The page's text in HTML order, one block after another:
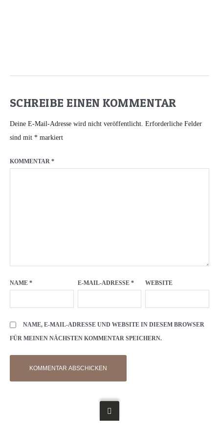
SCHREIBE EINEN KOMMENTAR
Deine E-Mail-Adresse wird nicht veröffentlicht. Erforderliche Felder
sind mit * markiert
KOMMENTAR *
NAME * E-MAIL-ADRESSE * WEBSITE
NAME, E-MAIL-ADRESSE UND WEBSITE IN DIESEM BROWSER
FÜR MEINEN NÄCHSTEN KOMMENTAR SPEICHERN.